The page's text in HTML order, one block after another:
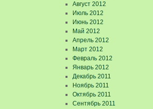
Август 2012
Июль 2012
Июнь 2012
Май 2012
Апрель 2012
Март 2012
Февраль 2012
Январь 2012
Декабрь 2011
Ноябрь 2011
Октябрь 2011
Сентябрь 2011